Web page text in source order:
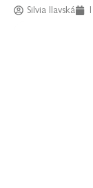
Silvia Ilavská